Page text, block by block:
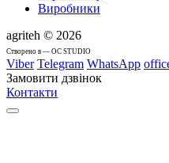
Виробники
agriteh © 2026
Cтворено в — OC STUDIO
Viber Telegram WhatsApp
Замовити дзвінок
Контакти